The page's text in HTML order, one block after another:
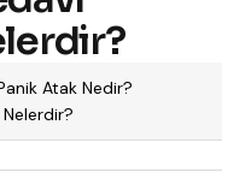
Atak Nedir?